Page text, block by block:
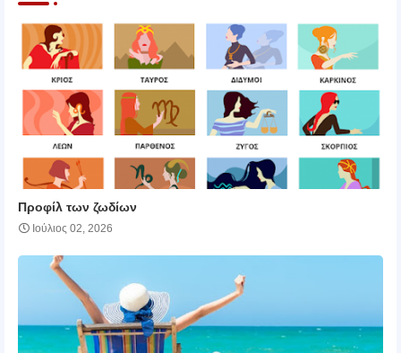
Προφίλ των ζωδίων
Ιούλιος 02, 2026